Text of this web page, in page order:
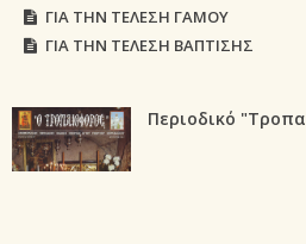
ΓΙΑ ΤΗΝ ΤΕΛΕΣΗ ΓΑΜΟΥ
ΓΙΑ ΤΗΝ ΤΕΛΕΣΗ ΒΑΠΤΙΣΗΣ
Περιοδικό